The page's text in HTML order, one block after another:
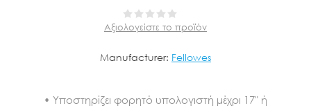
Αξιολογείστε το προϊόν
Manufacturer: Fellowes
• Υποστηρίζει φορητό υπολογιστή μέχρι 17" ή